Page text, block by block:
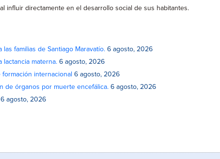
influir directamente en el desarrollo social de sus habitantes.
familias de Santiago Maravatío. 6 agosto, 2026
lactancia materna. 6 agosto, 2026
internacional 6 agosto, 2026
de órganos por muerte encefálica. 6 agosto, 2026
6 agosto, 2026